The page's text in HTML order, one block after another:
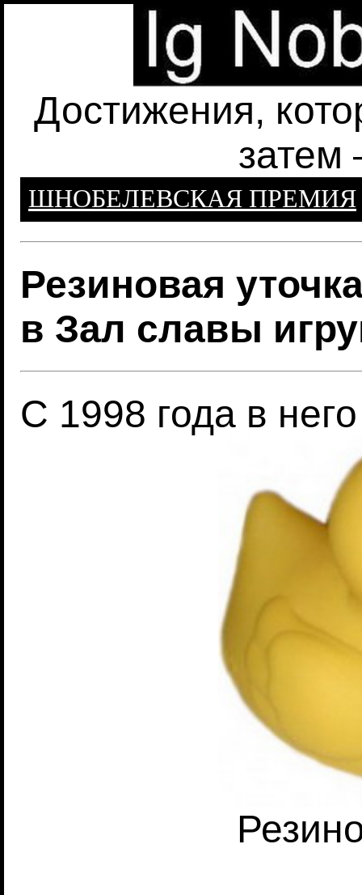
Достижения,
затем
ШНОБЕЛЕВСКАЯ ПРЕМИЯ
Резиновая
в Зал славы
С 1998 года в